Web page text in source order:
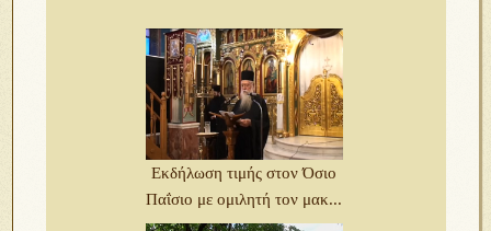
Εκδήλωση τιμής στον Όσιο
Παΐσιο με ομιλητή τον μακ...